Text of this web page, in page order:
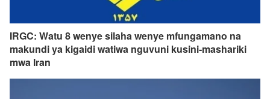
IRGC: Watu 8 wenye silaha wenye mfungamano na
makundi ya kigaidi watiwa nguvuni kusini-mashariki
mwa Iran